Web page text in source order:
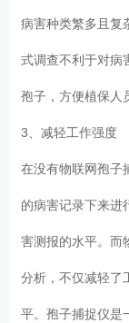
病害种类繁多且复
式调查不利于对病
孢子，方便植保人
3、减轻工作强度
在没有物联网孢子
的病害记录下来进
害测报的水平。而
分析，不仅减轻了
平。孢子捕捉仪是